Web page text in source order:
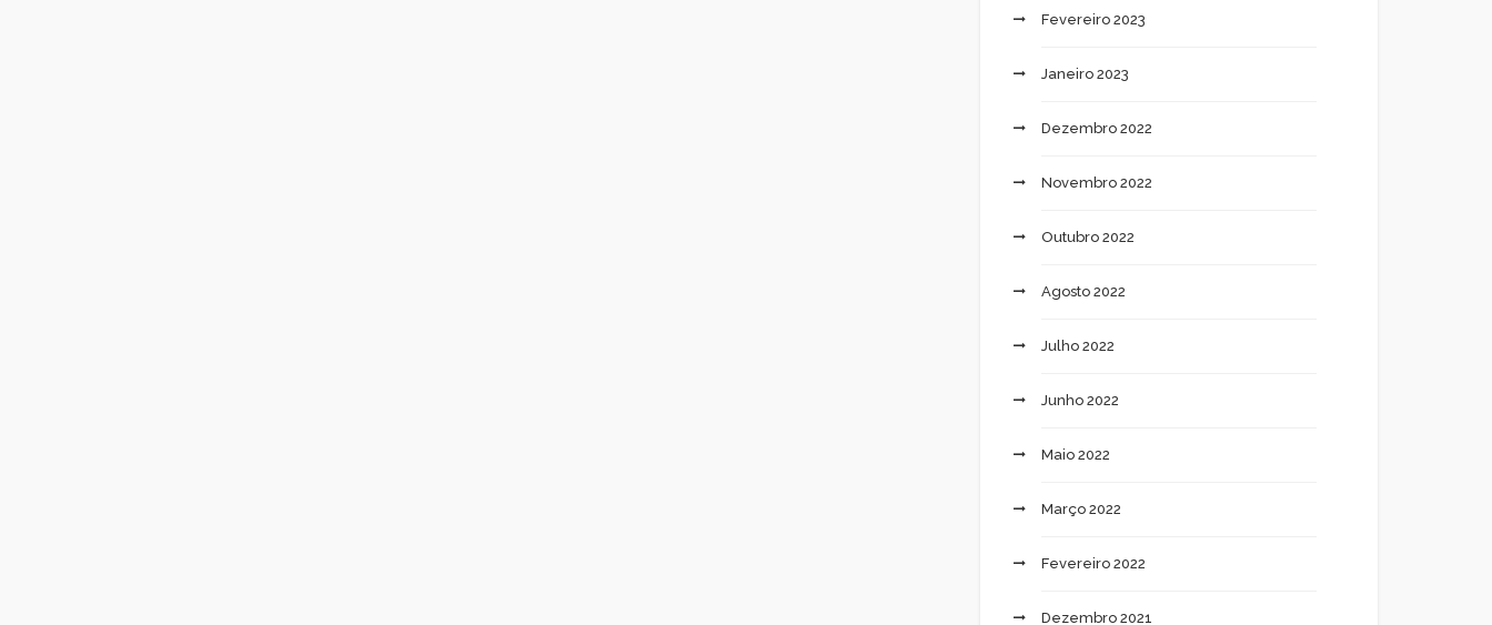
Fevereiro 2023
Janeiro 2023
Dezembro 2022
Novembro 2022
Outubro 2022
Agosto 2022
Julho 2022
Junho 2022
Maio 2022
Março 2022
Fevereiro 2022
Dezembro 2021